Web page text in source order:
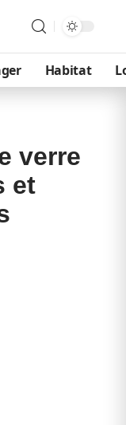
Habitat
verre
et